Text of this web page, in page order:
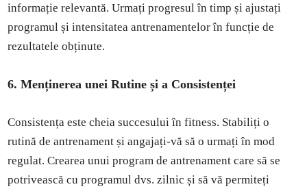
informație relevantă. Urmați progresul în timp și ajustați
programul și intensitatea antrenamentelor în funcție de
rezultatele obținute.
6. Menținerea unei Rutine și a Consistenței
Consistența este cheia succesului în fitness. Stabiliți o
rutină de antrenament și angajați-vă să o urmați în mod
regulat. Crearea unui program de antrenament care să se
potrivească cu programul dvs. zilnic și să vă permiteți